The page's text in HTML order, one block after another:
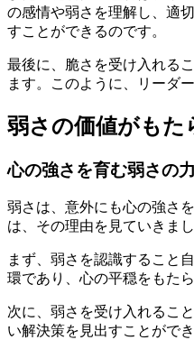
の感情や弱さを理解し、適
すことができるのです。
最後に、脆さを受け入れる
ます。このように、リーダ
弱さの価値がもた
心の強さを育む弱さの力
弱さは、意外にも心の強さ
は、その理由を見ていきまし
まず、弱さを認識すること
環であり、心の平穏をもた
次に、弱さを受け入れるこ
い解決策を見出すことがで